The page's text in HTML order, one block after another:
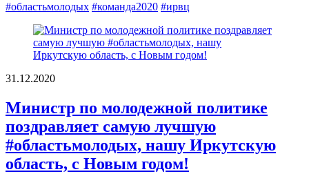
#областьмолодых #команда2020 #ирвц
31.12.2020
Министр по молодежной политике
поздравляет самую лучшую
#областьмолодых, нашу Иркутскую
область, с Новым годом!